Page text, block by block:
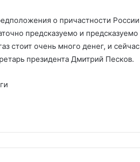
о причастности
предсказуемо и
стоит очень много денег, и
президента Дмитрий Песков.